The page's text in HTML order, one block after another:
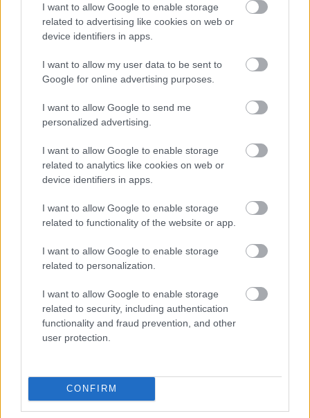
I want to allow Google to enable storage
related to advertising like cookies on web or
device identifiers in apps.
I want to allow my user data to be sent to
Google for online advertising purposes.
I want to allow Google to send me
personalized advertising.
I want to allow Google to enable storage
related to analytics like cookies on web or
device identifiers in apps.
I want to allow Google to enable storage
related to functionality of the website or app.
I want to allow Google to enable storage
related to personalization.
I want to allow Google to enable storage
related to security, including authentication
functionality and fraud prevention, and other
user protection.
CONFIRM
Παραλίες Αττικής: Πού να φάω πλάι στο κύμα;
καλύτερες
«Εγώ είμαι η ανάπηρη, αυτοί είναι οι μ***ες» –